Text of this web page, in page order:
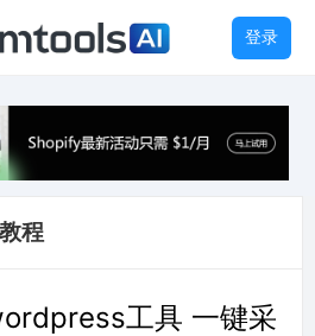
登录
程
工具 一键采